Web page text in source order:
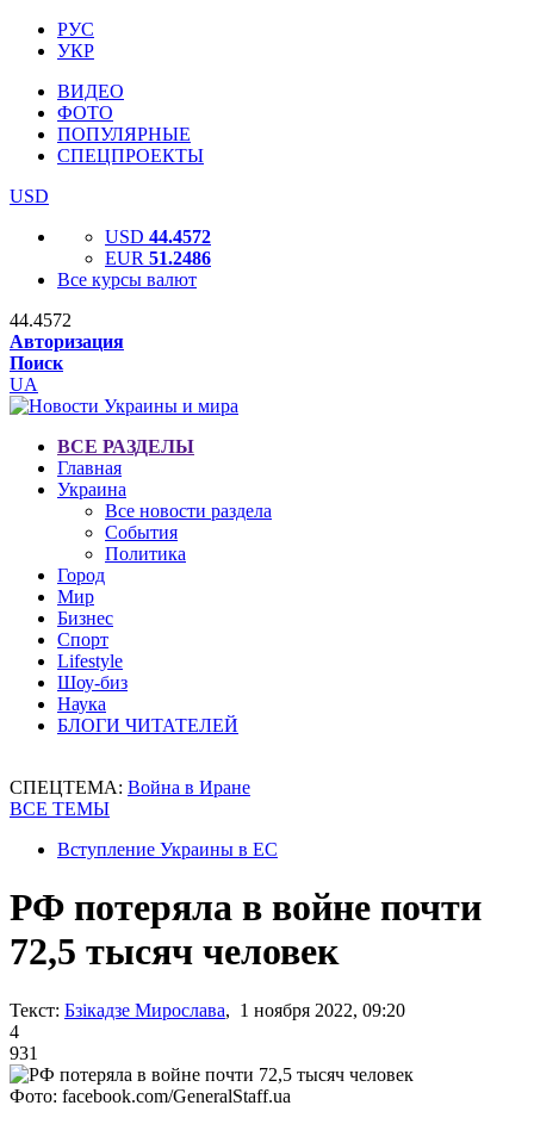
РУС
УКР
ВИДЕО
ФОТО
ПОПУЛЯРНЫЕ
СПЕЦПРОЕКТЫ
USD
USD 44.4572
EUR 51.2486
Все курсы валют
44.4572
Авторизация
Поиск
UA
ВСЕ РАЗДЕЛЫ
Главная
Украина
Все новости раздела
События
Политика
Город
Мир
Бизнес
Спорт
Lifestyle
Шоу-биз
Наука
БЛОГИ ЧИТАТЕЛЕЙ
СПЕЦТЕМА: Война в Иране
ВСЕ ТЕМЫ
Вступление Украины в ЕС
РФ потеряла в войне почти
72,5 тысяч человек
Текст: Бзікадзе Мирослава, 1 ноября 2022, 09:20
4
931
Фото: facebook.com/GeneralStaff.ua